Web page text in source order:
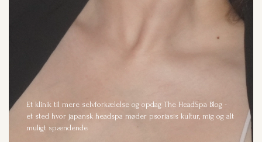
Et klinik til mere selvforkælelse og opdag The HeadSpa Blog -
et sted hvor japansk headspa møder psoriasis kultur, mig og alt
muligt spændende